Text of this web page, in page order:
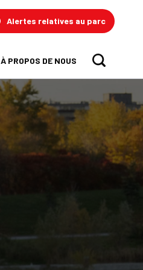
Alertes relatives au parc
À PROPOS DE NOUS